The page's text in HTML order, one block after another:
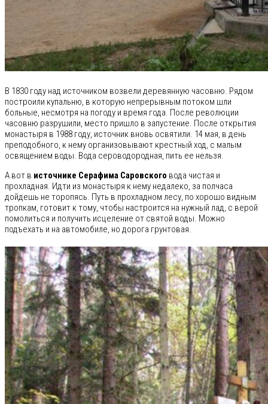
В 1830 году над источником возвели деревянную часовню. Рядом
построили купальню, в которую непрерывным потоком шли
больные, несмотря на погоду и время года. После революции
часовню разрушили, место пришло в запустение. После открытия
монастыря в 1988 году, источник вновь освятили. 14 мая, в день
преподобного, к нему организовывают крестный ход, с малым
освящением воды. Вода сероводородная, пить ее нельзя.
А вот в источнике Серафима Саровского вода чистая и
прохладная. Идти из монастыря к нему недалеко, за полчаса
дойдешь не торопясь. Путь в прохладном лесу, по хорошо видным
тропкам, готовит к тому, чтобы настроится на нужный лад, с верой
помолиться и получить исцеление от святой воды. Можно
подъехать и на автомобиле, но дорога грунтовая.